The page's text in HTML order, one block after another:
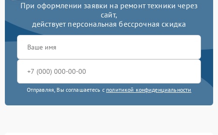
При оформлении заявки на ремонт техники через
сайт,
действует персональная бессрочная скидка
Отправляя, Вы соглашаетесь с политикой конфиденциальности